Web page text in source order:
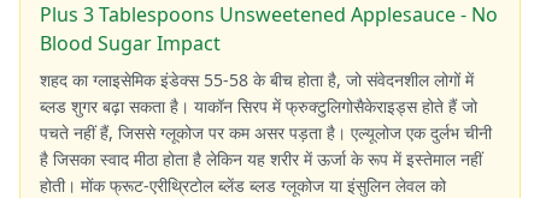
Plus 3 Tablespoons Unsweetened Applesauce - No
Blood Sugar Impact
शहद का ग्लाइसेमिक इंडेक्स 55-58 के बीच होता है, जो संवेदनशील लोगों में
ब्लड शुगर बढ़ा सकता है। याकॉन सिरप में फ्रुक्टुलिगोसैकेराइड्स होते हैं जो
पचते नहीं हैं, जिससे ग्लूकोज पर कम असर पड़ता है। एल्यूलोज एक दुर्लभ चीनी
है जिसका स्वाद मीठा होता है लेकिन यह शरीर में ऊर्जा के रूप में इस्तेमाल नहीं
होती। मोंक फ्रूट-एरीथ्रिटोल ब्लेंड ब्लड ग्लूकोज या इंसुलिन लेवल को